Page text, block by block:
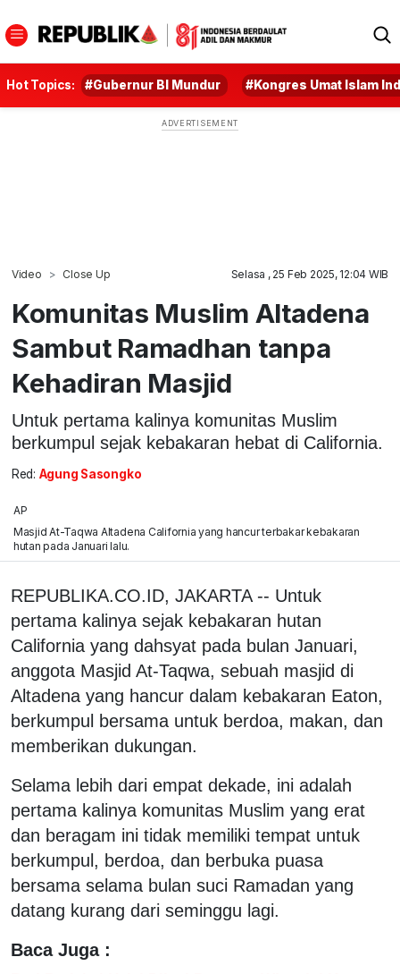
Hot Topics: #Gubernur BI Mundur #Kongres Umat Islam
Video Close Up Selasa , 25 Feb 2025, 12:04 WIB
Komunitas Muslim Altadena
Sambut Ramadhan tanpa
Kehadiran Masjid
Untuk pertama kalinya komunitas Muslim
berkumpul sejak kebakaran hebat di California.
Red: Agung Sasongko
AP
Masjid At-Taqwa Altadena California yang hancur terbakar kebakaran
hutan pada Januari lalu.
REPUBLIKA.CO.ID, JAKARTA -- Untuk
pertama kalinya sejak kebakaran hutan
California yang dahsyat pada bulan Januari,
anggota Masjid At-Taqwa, sebuah masjid di
Altadena yang hancur dalam kebakaran Eaton,
berkumpul bersama untuk berdoa, makan, dan
memberikan dukungan.
Selama lebih dari empat dekade, ini adalah
pertama kalinya komunitas Muslim yang erat
dan beragam ini tidak memiliki tempat untuk
berkumpul, berdoa, dan berbuka puasa
bersama selama bulan suci Ramadan yang
datang kurang dari seminggu lagi.
Baca Juga :